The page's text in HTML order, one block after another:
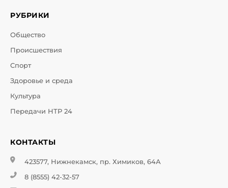
РУБРИКИ
Общество
Происшествия
Спорт
Здоровье и среда
Культура
Передачи НТР 24
КОНТАКТЫ
423577, Нижнекамск, пр. Химиков, 64А
8 (8555) 42-32-57